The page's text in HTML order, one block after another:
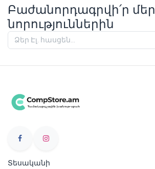
Բաժանորդագրվի՛ր մեր
նորություններին
Տեսականի